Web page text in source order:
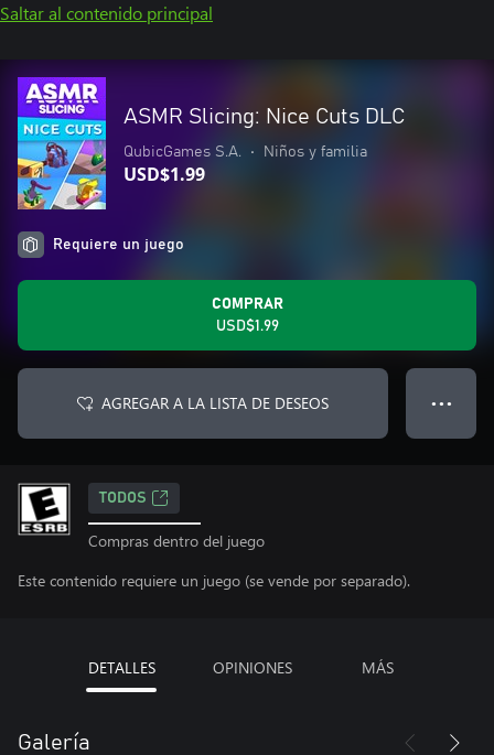
Saltar al contenido principal
ASMR Slicing: Nice Cuts DLC
QubicGames S.A. • Niños y familia
USD$1.99
Requiere un juego
COMPRAR
USD$1.99
AGREGAR A LA LISTA DE DESEOS ● ● ●
TODOS
Compras dentro del juego
Este contenido requiere un juego (se vende por separado).
DETALLES OPINIONES MÁS
Galería